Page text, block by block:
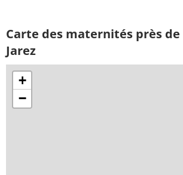
Carte des maternités près de
Jarez
+
−